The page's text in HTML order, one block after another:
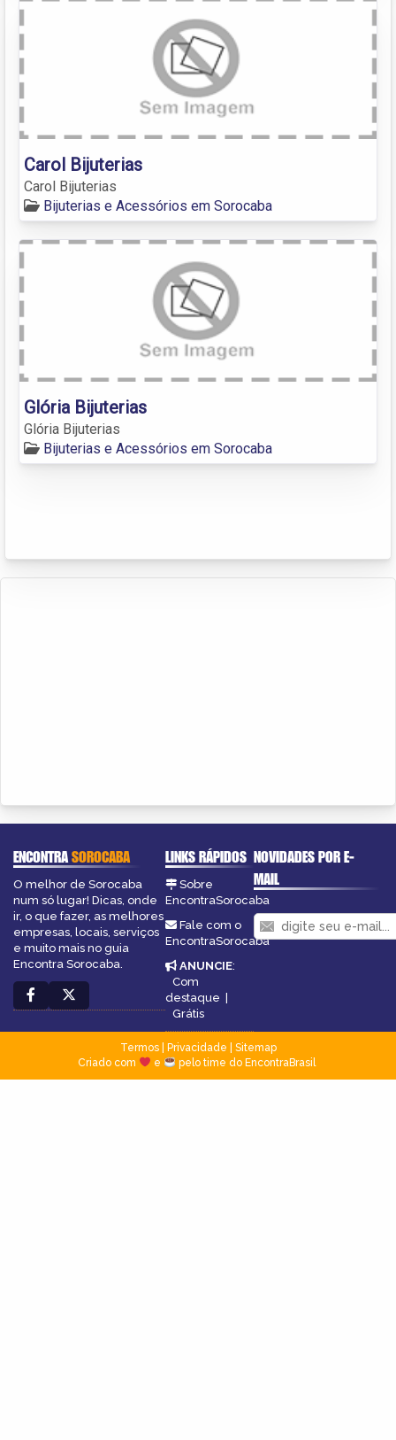
Carol Bijuterias
Carol Bijuterias
Bijuterias e Acessórios em Sorocaba
Glória Bijuterias
Glória Bijuterias
Bijuterias e Acessórios em Sorocaba
ENCONTRASOROCABA
O melhor de Sorocaba
num só lugar! Dicas, onde
ir, o que fazer, as melhores
empresas, locais, serviços
e muito mais no guia
Encontra Sorocaba.
LINKS RÁPIDOS
Sobre
EncontraSorocaba
Fale com o
EncontraSorocaba
ANUNCIE:
Com
destaque |
Grátis
NOVIDADES POR E-
MAIL
Termos| Privacidade
Sitemap
Criado com
e pelo time do EncontraBrasil